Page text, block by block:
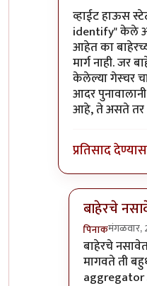
व्हाईट हाऊस
identify" केले
आहेत का
मार्ग नाही. जर
केलेल्या गेस्चर
आदर
आहे, ते असते तर
प्रतिसाद
बाहेरचे
पिनाकमंगळवार,
In reply to
बाहेरचे
मागवते ती
aggregator